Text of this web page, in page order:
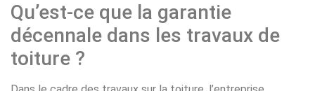
Qu’est-ce que la garantie
décennale dans les travaux de
toiture ?